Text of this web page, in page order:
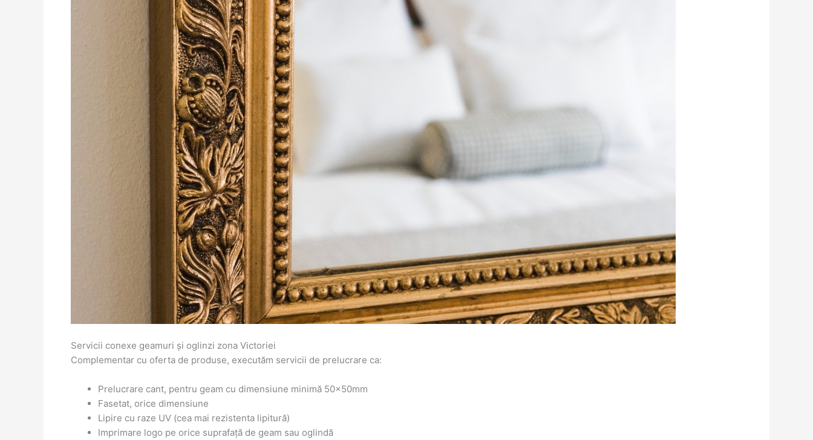
Servicii conexe geamuri și oglinzi zona Victoriei
Complementar cu oferta de produse, executăm servicii de prelucrare ca:
Prelucrare cant, pentru geam cu dimensiune minimă 50x50mm
Fasetat, orice dimensiune
Lipire cu raze UV (cea mai rezistenta lipitură)
Imprimare logo pe orice suprafață de geam sau oglindă